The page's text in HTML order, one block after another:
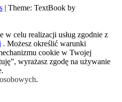
| Theme: TextBook by
w celu realizacji usług zgodnie z
. Możesz określić warunki
cookie w Twojej
wyrażasz zgodę na używanie
.